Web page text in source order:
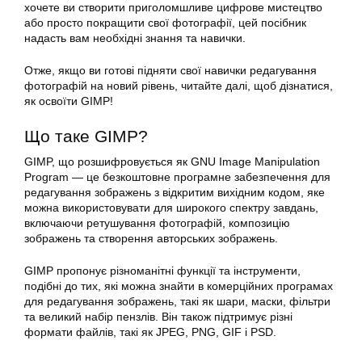
хочете ви створити приголомшливе цифрове мистецтво
або просто покращити свої фотографії, цей посібник
надасть вам необхідні знання та навички.
Отже, якщо ви готові підняти свої навички редагування
фотографій на новий рівень, читайте далі, щоб дізнатися,
як освоїти GIMP!
Що таке GIMP?
GIMP, що розшифровується як GNU Image Manipulation
Program — це безкоштовне програмне забезпечення для
редагування зображень з відкритим вихідним кодом, яке
можна використовувати для широкого спектру завдань,
включаючи ретушування фотографій, композицію
зображень та створення авторських зображень.
GIMP пропонує різноманітні функції та інструменти,
подібні до тих, які можна знайти в комерційних програмах
для редагування зображень, такі як шари, маски, фільтри
та великий набір пензлів. Він також підтримує різні
формати файлів, такі як JPEG, PNG, GIF і PSD.